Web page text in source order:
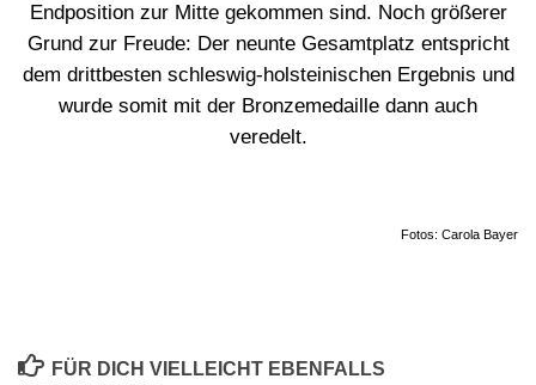
Endposition zur Mitte gekommen sind. Noch größerer
Grund zur Freude: Der neunte Gesamtplatz entspricht
dem drittbesten schleswig-holsteinischen Ergebnis und
wurde somit mit der Bronzemedaille dann auch
veredelt.
Fotos: Carola Bayer
FÜR DICH VIELLEICHT EBENFALLS